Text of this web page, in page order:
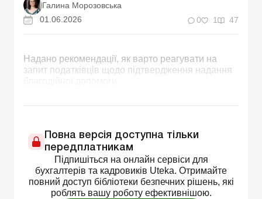
Галина Морозовська
01.06.2026
0 1 47
Надано рекомендації, як варто реагувати на
запит податківців щодо підтвердження надання
Повна версія доступна тільки
передплатникам
Підпишіться на онлайн сервіси для
бухгалтерів та кадровиків Uteka. Отримайте
повний доступ бібліотеки безпечних рішень, які
роблять вашу роботу ефективнішою.